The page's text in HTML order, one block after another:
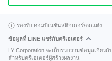
รองรับ คอมบิเนชันสติกเกอร์/ตกแต่ง
ข้อมูลที่ LINE แชร์กับครีเอเตอร์
LY Corporation จะเก็บรวบรวมข้อมูลเกี่ยว
สำหรับครีเอเตอร์ผู้สร้างผลงาน